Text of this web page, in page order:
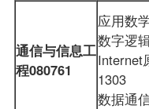
通信与信息工
程080761
应用数
数字逻
Internet
1303
数据通